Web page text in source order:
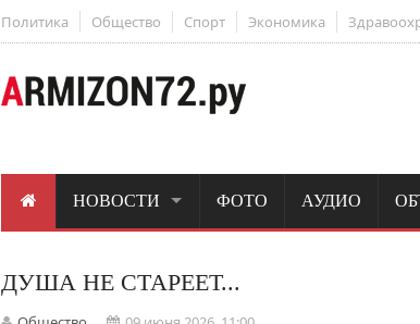
Политика Общество Спорт Экономика
НОВОСТИ ФОТО АУДИО
ДУША НЕ СТАРЕЕТ...